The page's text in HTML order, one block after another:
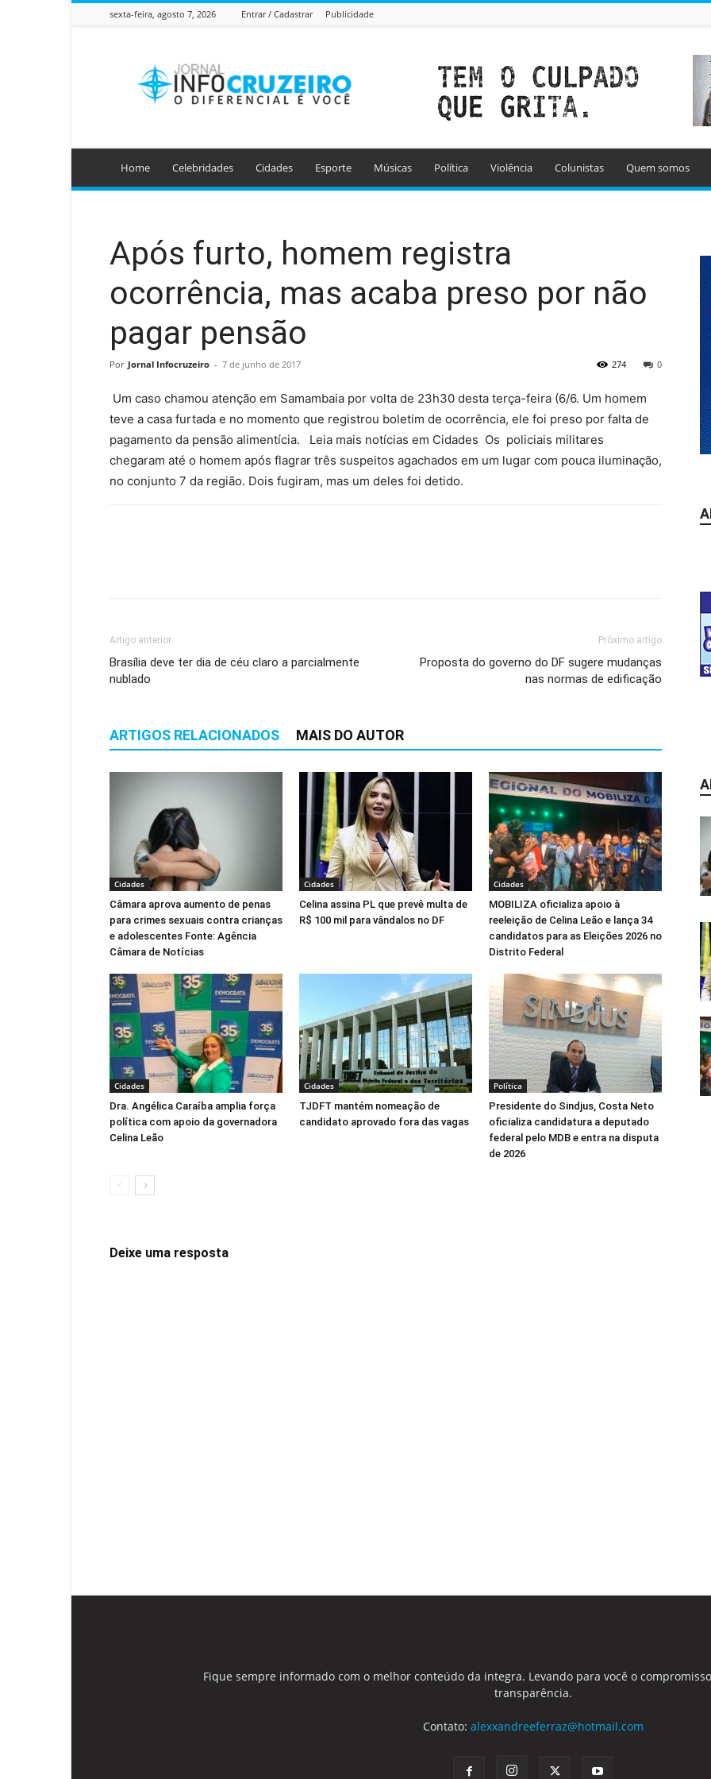
sexta-feira, agosto 7, 2026 Entrar / Cadastrar Publicidade
Info
Cruzeiro
Home Celebridades Cidades Esporte Músicas Política Violência Colunistas Quem somos
Após furto, homem registra
ocorrência, mas acaba preso por não
pagar pensão
Por Jornal Infocruzeiro - 7 de junho de 2017 0
274
Um caso chamou atenção em Samambaia por volta de 23h30 desta terça-feira (6/6. Um homem
teve a casa furtada e no momento que registrou boletim de ocorrência, ele foi preso por falta de
pagamento da pensão alimentícia. Leia mais notícias em Cidades Os policiais militares
chegaram até o homem após flagrar três suspeitos agachados em um lugar com pouca iluminação,
no conjunto 7 da região. Dois fugiram, mas um deles foi detido.
Artigo anterior
Brasília deve ter dia de céu claro a parcialmente
nublado
Próximo artigo
Proposta do governo do DF sugere mudanças
nas normas de edificação
ARTIGOS RELACIONADOS MAIS DO AUTOR
Cidades
Câmara aprova aumento de penas
para crimes sexuais contra crianças
e adolescentes Fonte: Agência
Câmara de Notícias
Cidades
Celina assina PL que prevê multa de
R$ 100 mil para vândalos no DF
Cidades
MOBILIZA oficializa apoio à
reeleição de Celina Leão e lança 34
candidatos para as Eleições 2026 no
Distrito Federal
Cidades
Dra. Angélica Caraíba amplia força
política com apoio da governadora
Celina Leão
Cidades
TJDFT mantém nomeação de
candidato aprovado fora das vagas
Política
Presidente do Sindjus, Costa Neto
oficializa candidatura a deputado
federal pelo MDB e entra na disputa
de 2026
Deixe uma resposta
Fique sempre informado com o melhor conteúdo da integra. Levando para você o
transparência.
Contato: alexxandreeferraz@hotmail.com